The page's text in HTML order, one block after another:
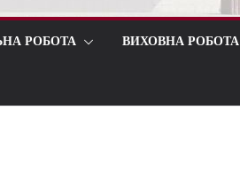
РОБОТА ВИХОВНА РОБОТА